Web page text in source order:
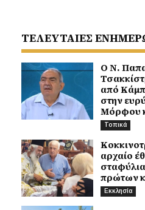
ΤΕΛΕΥΤΑΙΕΣ
Ο Ν.
από
στην
Μόρφου
Τοπικά
αρχαίο
πρώτων
Εκκλησία